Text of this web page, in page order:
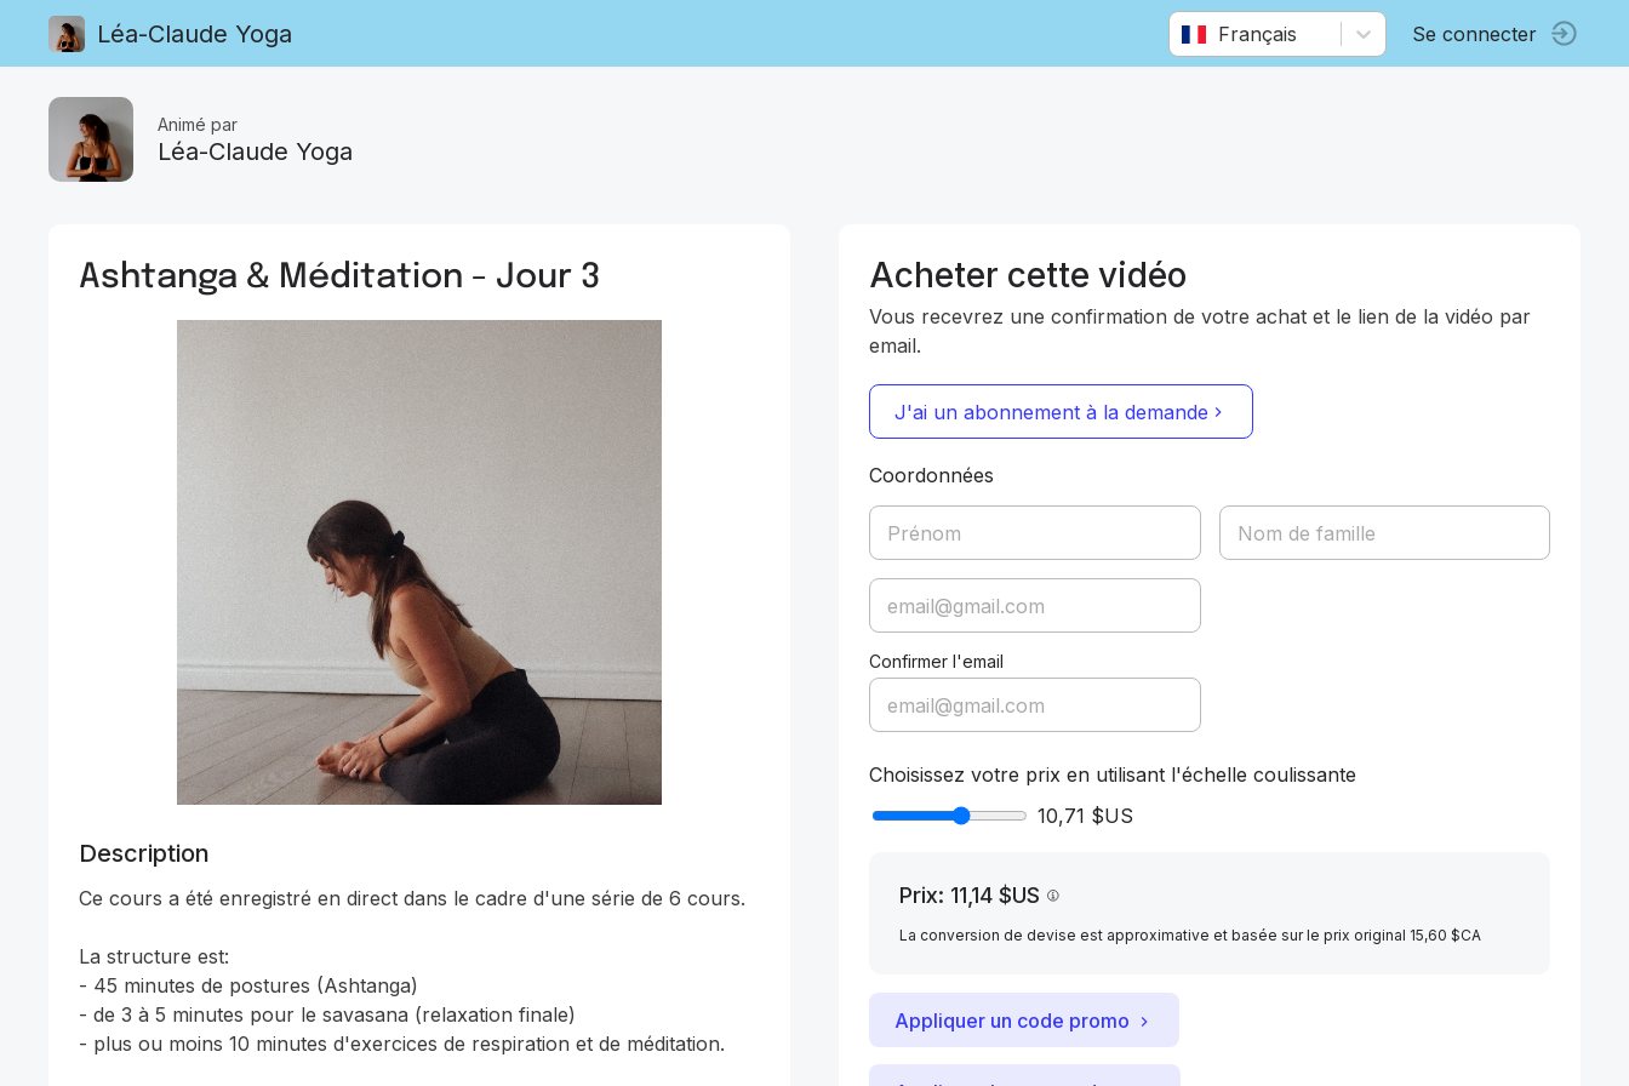
Léa-Claude Yoga Français Se connecter
Animé par
Léa-Claude Yoga
Ashtanga & Méditation - Jour 3
Description
Ce cours a été enregistré en direct dans le cadre d'une série de 6 cours.
La structure est:
- 45 minutes de postures (Ashtanga)
- de 3 à 5 minutes pour le savasana (relaxation finale)
- plus ou moins 10 minutes d'exercices de respiration et de méditation.
Acheter cette vidéo
Vous recevrez une confirmation de votre achat et le lien de la vidéo par
email.
J'ai un abonnement à la demande
Coordonnées
Confirmer l'email
Choisissez votre prix en utilisant l'échelle coulissante
10,71 $US
Prix: 11,14 $US
La conversion de devise est approximative et basée sur le prix original 15,60 $CA
Appliquer un code promo